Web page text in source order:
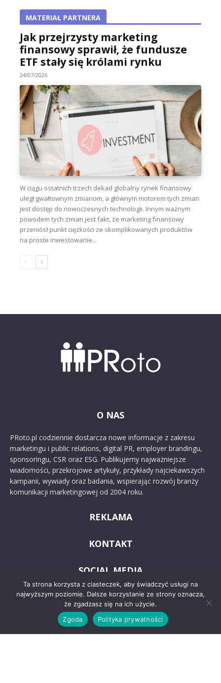
MATERIAŁ PARTNERA
Jak przejrzysty marketing
finansowy sprawił, że fundusze
ETF stały się królami rynku
24/07/2026
W ciągu ostatnich trzech dekad globalny rynek finansowy
uległ gwałtownym zmianom, a głównym motorem tych zmian
jest dostęp do nowoczesnych technologii. Innym ważnym
powodem tych zmian jest fakt, że marketing finansowy
przeniósł punkt ciężkości ze skomplikowanych produktów
na proste inwestowanie...
O NAS
PRoto.pl codziennie dostarcza nowe informacje z zakresu
marketingu i public relations, digital PR, employer brandingu,
sponsoringu, CSR oraz ESG. Publikujemy najważniejsze
wiadomości, przekrojowe artykuły, przykłady najciekawszych
kampanii, wywiady oraz badania, wspierając rozwój branży
komunikacji marketingowej od 2004 roku.
REKLAMA
KONTAKT
SOCIAL MEDIA
Ta strona korzysta z ciasteczek, aby świadczyć usługi na
najwyższym poziomie. Dalsze korzystanie ze strony oznacza,
że zgadzasz się na ich użycie.
Zgoda
Polityka prywatności